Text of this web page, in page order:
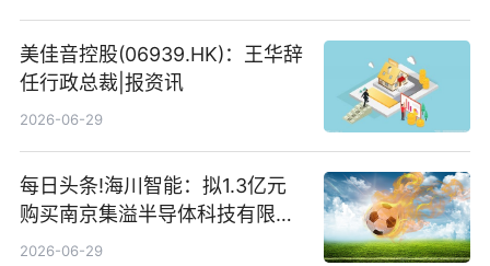
美佳音控股(06939.HK)：王华辞
任行政总裁|报资讯
2026-06-29
每日头条!海川智能：拟1.3亿元
购买南京集溢半导体科技有限公
司15.3%股权
2026-06-29